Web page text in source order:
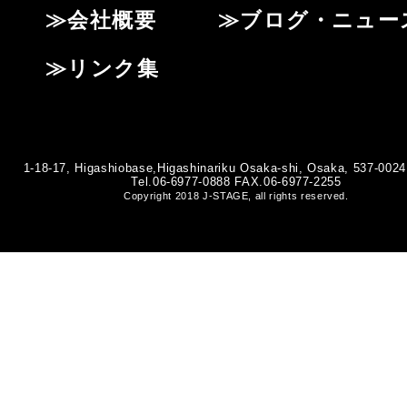
≫会社概要 ≫ブログ・ニュー
≫リンク集
1-18-17, Higashiobase,Higashinariku Osaka-shi, Osaka, 537-
Tel.06-6977-0888 FAX.06-6977-2255
Copyright 2018 J-STAGE, all rights reserved.